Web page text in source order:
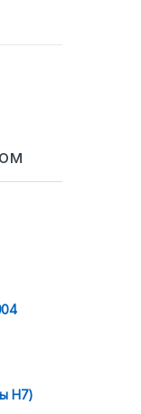
H7)